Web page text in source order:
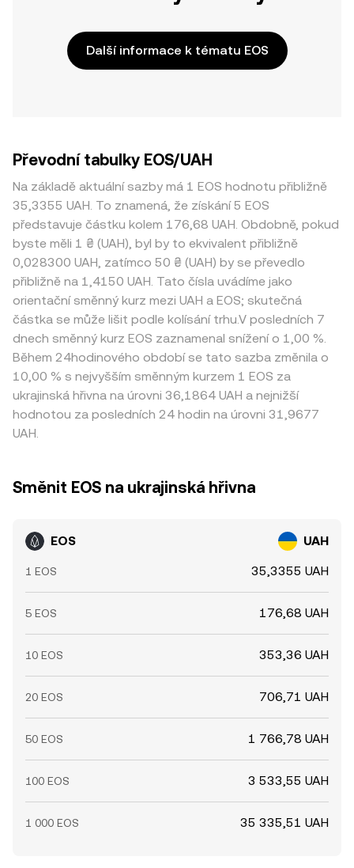
Další informace k tématu EOS
Převodní tabulky EOS/UAH
Na základě aktuální sazby má 1 EOS hodnotu přibližně
35,3355 UAH. To znamená, že získání 5 EOS
představuje částku kolem 176,68 UAH. Obdobně, pokud
byste měli 1 ₴ (UAH), byl by to ekvivalent přibližně
0,028300 UAH, zatímco 50 ₴ (UAH) by se převedlo
přibližně na 1,4150 UAH. Tato čísla uvádíme jako
orientační směnný kurz mezi UAH a EOS; skutečná
částka se může lišit podle kolísání trhu.V posledních 7
dnech směnný kurz EOS zaznamenal snížení o 1,00 %.
Během 24hodinového období se tato sazba změnila o
10,00 % s nejvyšším směnným kurzem 1 EOS za
ukrajinská hřivna na úrovni 36,1864 UAH a nejnižší
hodnotou za posledních 24 hodin na úrovni 31,9677
UAH.
Směnit EOS na ukrajinská hřivna
EOS UAH
1 EOS 35,3355 UAH
5 EOS 176,68 UAH
10 EOS 353,36 UAH
20 EOS 706,71 UAH
50 EOS 1 766,78 UAH
100 EOS 3 533,55 UAH
1 000 EOS 35 335,51 UAH